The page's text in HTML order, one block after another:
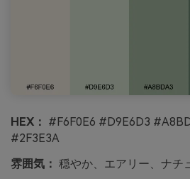
HEX： #F6F0E6 #D9E6D3
#2F3E3A
雰囲気： 穏やか、エアリー、ナチ